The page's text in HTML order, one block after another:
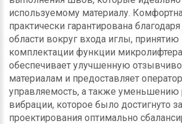
используемому материалу.
практически гарантирована
области вокруг входа иглы, принятию
комплектации функции
обеспечивает улучшенную
материалам и предоставляет
управляемость, а также уменьшению
вибрации, которое было достигнуто
проектирования оптимально